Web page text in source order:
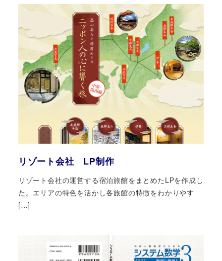
リゾート会社 LP制作
リゾート会社の運営する宿泊旅館をまとめたLPを作成し
た。エリアの特色を活かし各旅館の特徴をわかりやす
[…]